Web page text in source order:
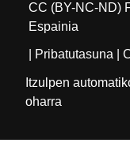
CC (BY-NC-ND)
Espainia
| Pribatutasuna |
Itzulpen
oharra